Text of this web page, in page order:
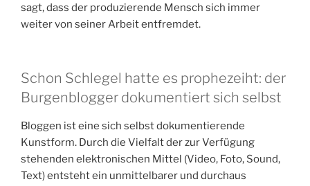
sagt, dass der produzierende Mensch sich immer
weiter von seiner Arbeit entfremdet.
Schon Schlegel hatte es prophezeiht: der
Burgenblogger dokumentiert sich selbst
Bloggen ist eine sich selbst dokumentierende
Kunstform. Durch die Vielfalt der zur Verfügung
stehenden elektronischen Mittel (Video, Foto, Sound,
Text) entsteht ein unmittelbarer und durchaus